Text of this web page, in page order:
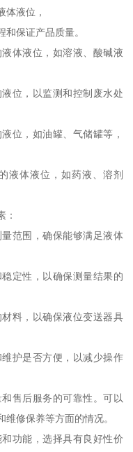
体液位，
保证产品质量。
体液位，如溶液、酸碱液
位，以监测和控制废水处
位，如油罐、气储罐等，
液体液位，如药液、溶剂
：
范围，确保能够满足液体
定性，以确保测量结果的
料，以确保液位变送器具
护是否方便，以减少操作
售后服务的可靠性。可以
修保养等方面的情况。
功能，选择具有良好性价